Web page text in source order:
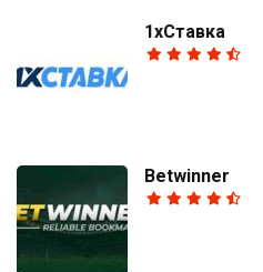
1хСтавка
Betwinner